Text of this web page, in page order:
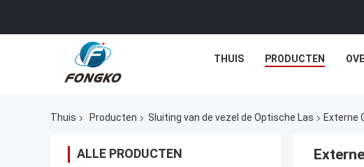
THUIS PRODUCTEN
Thuis Producten Sluiting van de vezel de Optische Las Externe
ALLE PRODUCTEN